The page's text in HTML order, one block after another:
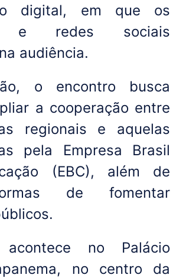
digital, em que os
e redes sociais
audiência.
o encontro busca
a cooperação entre
regionais e aquelas
pela Empresa Brasil
(EBC), além de
de fomentar
no Palácio
no centro da